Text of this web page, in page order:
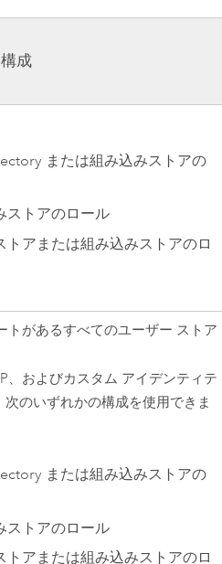
成
または組み込みストアの
ストアのロール
アまたは組み込みストアのロ
があるすべてのユーザー ストア
およびカスタム アイデンティテ
のいずれかの構成を使用できま
または組み込みストアの
ストアのロール
アまたは組み込みストアのロ